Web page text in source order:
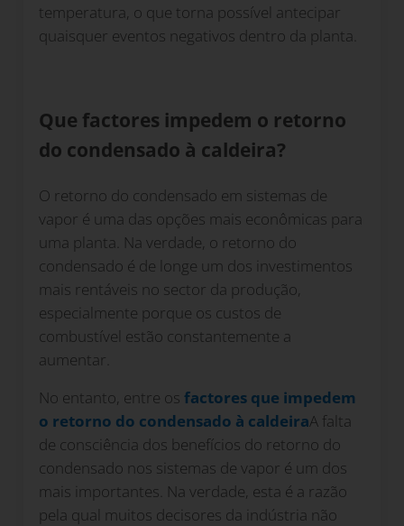
temperatura, o que torna possível antecipar
quaisquer eventos negativos dentro da planta.
Que factores impedem o retorno
do condensado à caldeira?
O retorno do condensado em sistemas de
vapor é uma das opções mais econômicas para
uma planta. Na verdade, o retorno do
condensado é de longe um dos investimentos
mais rentáveis no sector da produção,
especialmente porque os custos de
combustível estão constantemente a
aumentar.
No entanto, entre os factores que impedem
o retorno do condensado à caldeiraA falta
de consciência dos benefícios do retorno do
condensado nos sistemas de vapor é um dos
mais importantes. Na verdade, esta é a razão
pela qual muitos decisores da indústria não